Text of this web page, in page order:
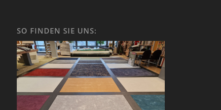
SO FINDEN SIE UNS: